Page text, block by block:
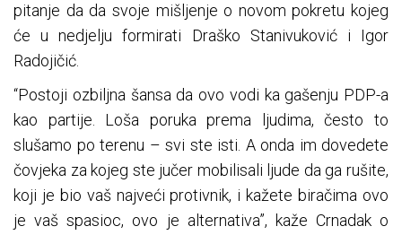
pitanje da da svoje mišljenje o novom pokretu kojeg
će u nedjelju formirati Draško Stanivuković i Igor
Radojičić.
“Postoji ozbiljna šansa da ovo vodi ka gašenju PDP-a
kao partije. Loša poruka prema ljudima, često to
slušamo po terenu – svi ste isti. A onda im dovedete
čovjeka za kojeg ste jučer mobilisali ljude da ga rušite,
koji je bio vaš najveći protivnik, i kažete biračima ovo
je vaš spasioc, ovo je alternativa”, kaže Crnadak o